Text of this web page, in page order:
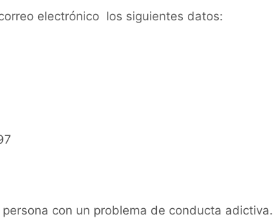
electrónico los siguientes datos:
con un problema de conducta adictiva.